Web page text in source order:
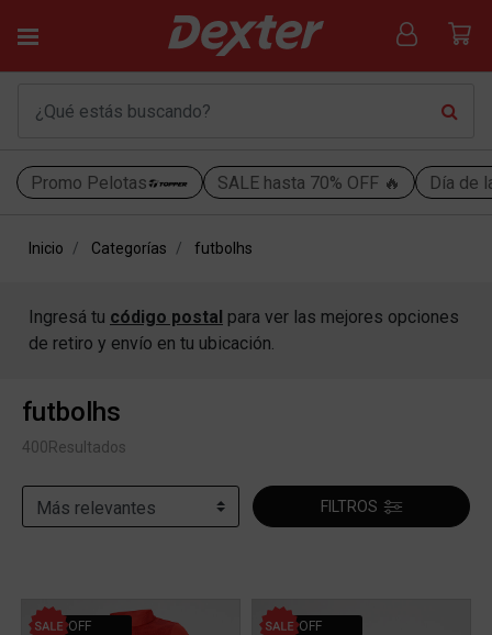
Promo Pelotas SALE hasta 70% OFF 🔥 Día de
Inicio Categorías futbolhs
Ingresá tu código postal para ver las mejores opciones
de retiro y envío en tu ubicación.
futbolhs
400Resultados
FILTROS
30% OFF 34% OFF